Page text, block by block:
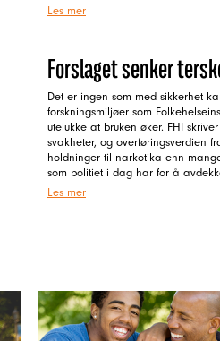
Les mer
Forslaget senker
Det er ingen som med sikkerhet
forskningsmiljøer som
utelukke at bruken øker. FHI
svakheter, og overføringsverdien
holdninger til narkotika enn
som politiet i dag har for å
Les mer